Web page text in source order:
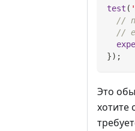
test (
//
//
}) ;
Это
хотите